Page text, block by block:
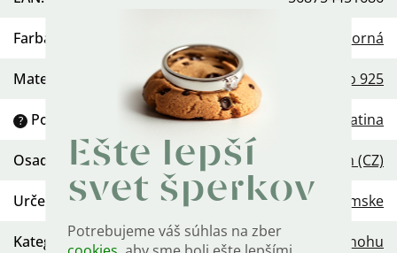
Ešte lepší
svet šperkov
Potrebujeme váš súhlas na zber
Farba Strieborná
Materiál Striebro 925
? Povrchová úprava: Platina
Osadenie: Zirkón (CZ)
Určenie Dámske
Kategória: Retiazka na nohu